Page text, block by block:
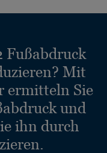
Fußabdruck
Mit
ermitteln Sie
und
ihn durch